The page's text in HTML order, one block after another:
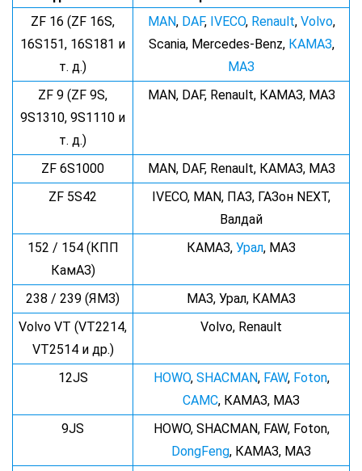
ZF 16 (ZF 16S,
16S151, 16S181 и
т. д.)
MAN, DAF, IVECO, Renault, Volvo,
Scania, Mercedes-Benz, КАМАЗ,
МАЗ
ZF 9 (ZF 9S,
9S1310, 9S1110 и
т. д.)
MAN, DAF, Renault, КАМАЗ, МАЗ
ZF 6S1000
MAN, DAF, Renault, КАМАЗ, МАЗ
ZF 5S42
IVECO, MAN, ПАЗ, ГАЗон NEXT,
Валдай
152 / 154 (КПП
КамАЗ)
КАМАЗ, Урал, МАЗ
238 / 239 (ЯМЗ)
МАЗ, Урал, КАМАЗ
Volvo VT (VT2214,
VT2514 и др.)
Volvo, Renault
12JS HOWO, SHACMAN, FAW, Foton,
CAMC, КАМАЗ, МАЗ
9JS
HOWO, SHACMAN, FAW, Foton,
DongFeng, КАМАЗ, МАЗ